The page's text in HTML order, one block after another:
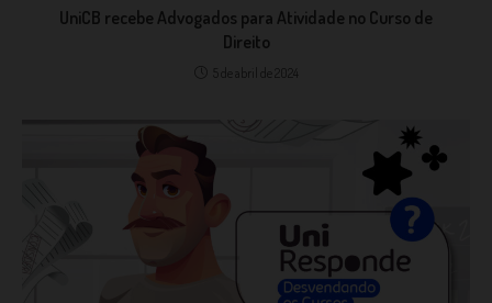
UniCB recebe Advogados para Atividade no Curso de
Direito
5 de abril de 2024